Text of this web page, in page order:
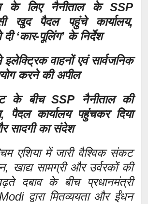
के लिए नैनीताल के SSP
खुद पैदल पहुंचे कार्यालय,
‘कार-पूलिंग’ के निर्देश
वाहनों एवं सार्वजनिक
करने की अपील
के बीच SSP नैनीताल की
पैदल कार्यालय पहुंचकर दिया
सादगी का संदेश
एशिया में जारी वैश्विक संकट
खाद्य सामग्री और उर्वरकों की
दबाव के बीच प्रधानमंत्री
द्वारा मितव्ययता और ईंधन